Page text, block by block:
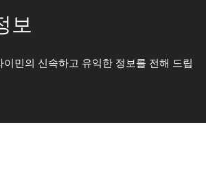
보
민의 신속하고 유익한 정보를 전해 드립